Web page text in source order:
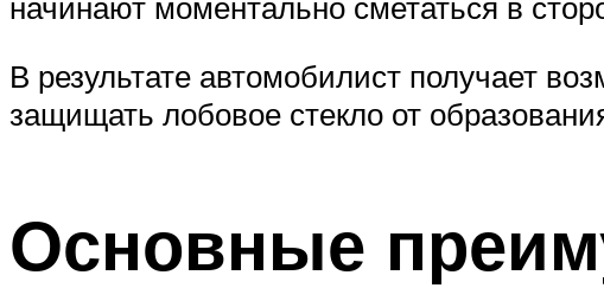
В результате автомобилист получает
защищать лобовое стекло от
Основные